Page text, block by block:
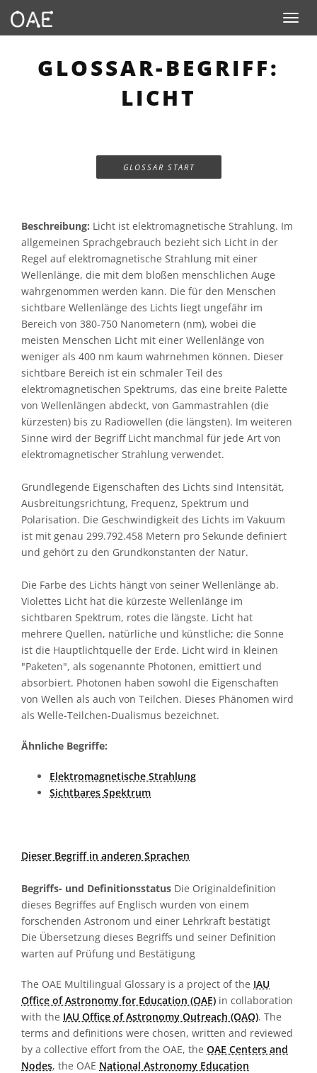
Toggle
GLOSSAR-BEGRIFF:
LICHT
GLOSSAR START
Beschreibung: Licht ist elektromagnetische Strahlung. Im
allgemeinen Sprachgebrauch bezieht sich Licht in der
Regel auf elektromagnetische Strahlung mit einer
Wellenlänge, die mit dem bloßen menschlichen Auge
wahrgenommen werden kann. Die für den Menschen
sichtbare Wellenlänge des Lichts liegt ungefähr im
Bereich von 380-750 Nanometern (nm), wobei die
meisten Menschen Licht mit einer Wellenlänge von
weniger als 400 nm kaum wahrnehmen können. Dieser
sichtbare Bereich ist ein schmaler Teil des
elektromagnetischen Spektrums, das eine breite Palette
von Wellenlängen abdeckt, von Gammastrahlen (die
kürzesten) bis zu Radiowellen (die längsten). Im weiteren
Sinne wird der Begriff Licht manchmal für jede Art von
elektromagnetischer Strahlung verwendet.
Grundlegende Eigenschaften des Lichts sind Intensität,
Ausbreitungsrichtung, Frequenz, Spektrum und
Polarisation. Die Geschwindigkeit des Lichts im Vakuum
ist mit genau 299.792.458 Metern pro Sekunde definiert
und gehört zu den Grundkonstanten der Natur.
Die Farbe des Lichts hängt von seiner Wellenlänge ab.
Violettes Licht hat die kürzeste Wellenlänge im
sichtbaren Spektrum, rotes die längste. Licht hat
mehrere Quellen, natürliche und künstliche; die Sonne
ist die Hauptlichtquelle der Erde. Licht wird in kleinen
"Paketen", als sogenannte Photonen, emittiert und
absorbiert. Photonen haben sowohl die Eigenschaften
von Wellen als auch von Teilchen. Dieses Phänomen wird
als Welle-Teilchen-Dualismus bezeichnet.
Ähnliche Begriffe:
Elektromagnetische Strahlung
Sichtbares Spektrum
Dieser Begriff in anderen Sprachen
Begriffs- und Definitionsstatus Die Originaldefinition
dieses Begriffes auf Englisch wurden von einem
forschenden Astronom und einer Lehrkraft bestätigt
Die Übersetzung dieses Begriffs und seiner Definition
warten auf Prüfung und Bestätigung
The OAE Multilingual Glossary is a project of the IAU
Office of Astronomy for Education (OAE) in collaboration
with the IAU Office of Astronomy Outreach (OAO). The
terms and definitions were chosen, written and reviewed
by a collective effort from the OAE, the OAE Centers and
Nodes, the OAE National Astronomy Education